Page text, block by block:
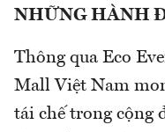
NHỮNG HÀNH
Thông qua Eco
Mall Việt Nam
tái chế trong cộng